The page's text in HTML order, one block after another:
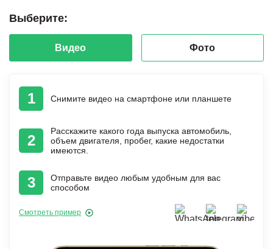
Выберите:
Видео Фото
1 Снимите видео на смартфоне или планшете
2
Расскажите какого года выпуска автомобиль,
объем двигателя, пробег, какие недостатки
имеются.
3
Отправьте видео любым удобным для вас
способом
Смотреть пример